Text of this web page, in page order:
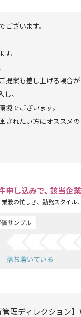
ございます。
。
提案も差し上げる場合
し、
境でございます。
されたい方にオススメ
申し込みで､ 該当企
業務の忙しさ、勤務スタイル
管理ディレクション